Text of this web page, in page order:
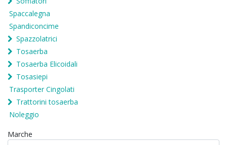
Spaccalegna
Spandiconcime
Spazzolatrici
Tosaerba
Tosaerba Elicoidali
Tosasiepi
Trasporter Cingolati
Trattorini tosaerba
Noleggio
Marche